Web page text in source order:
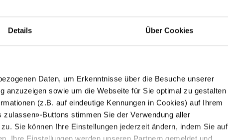
Details Über Cookies
Daten, um Erkenntnisse über die Besuche unserer
anzuzeigen sowie um die Webseite für Sie optimal zu gestalten
(z.B. auf eindeutige Kennungen in Cookies) auf Ihrem
Buttons stimmen Sie der Verwendung aller
Sie können Ihre Einstellungen jederzeit ändern, indem Sie auf
IEC Gerätestecker C14 mit Netzschalter 1-polig